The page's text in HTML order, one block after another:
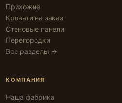
Прихожие
Кровати на заказ
Стеновые панели
Перегородки
Все разделы →
КОМПАНИЯ
Наша фабрика